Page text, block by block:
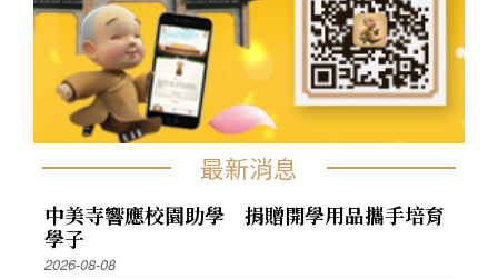
最新消息
中美寺響應校園助學 捐贈開學用品攜手培育
學子
2026-08-08